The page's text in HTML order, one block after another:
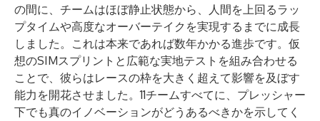
の間に、チームはほぼ静止状態から、人間を上回るラッ
プタイムや高度なオーバーテイクを実現するまでに成長
しました。これは本来であれば数年かかる進歩です。仮
想のSIMスプリントと広範な実地テストを組み合わせる
ことで、彼らはレースの枠を大きく超えて影響を及ぼす
能力を開花させました。11チームすべてに、プレッシャー
下でも真のイノベーションがどうあるべきかを示してく